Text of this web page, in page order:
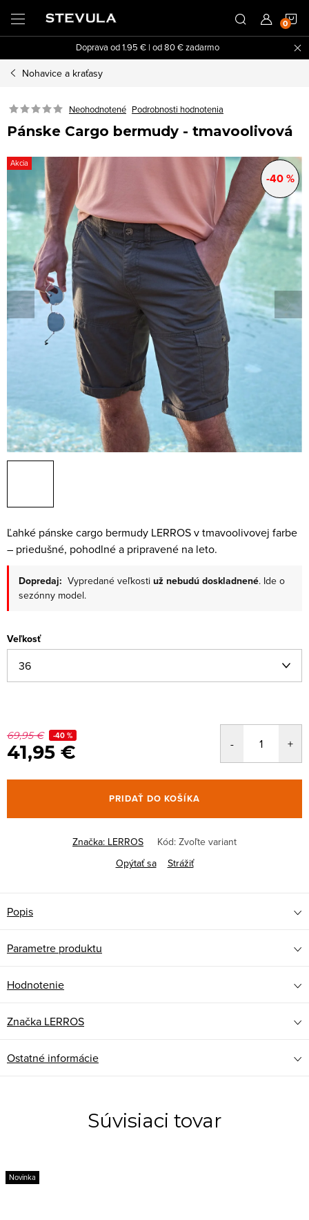
obsah
Doprava od 1.95 € | od 80 € zadarmo
Nohavice a kraťasy
Neohodnotené Podrobnosti hodnotenia
Pánske Cargo bermudy - tmavoolivová
Akcia
-40 %
Ľahké pánske cargo bermudy LERROS v tmavoolivovej farbe
– priedušné, pohodlné a pripravené na leto.
Dopredaj: Vypredané veľkosti už nebudú doskladnené. Ide o
sezónny model.
Veľkosť
69,95 € -40 %
41,95 €
PRIDAŤ DO KOŠÍKA
Značka: LERROS Kód: Zvoľte variant
Opýtať sa
Strážiť
Popis
Parametre produktu
Hodnotenie
Značka LERROS
Ostatné informácie
Súvisiaci tovar
Novinka